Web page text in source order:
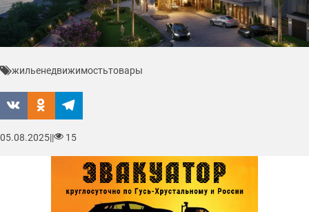
жильенедвижимостьтовары
05.08.2025|| 15